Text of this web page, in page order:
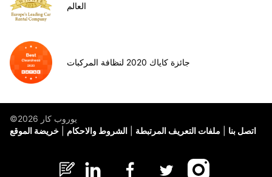
العالم
جائزة كاياك 2020 لنظافة المركبات
©يوروب كار 2026
خريضة الموقع
الشروط والاحكام ملفات التعريف المرتبطة اتصل بنا